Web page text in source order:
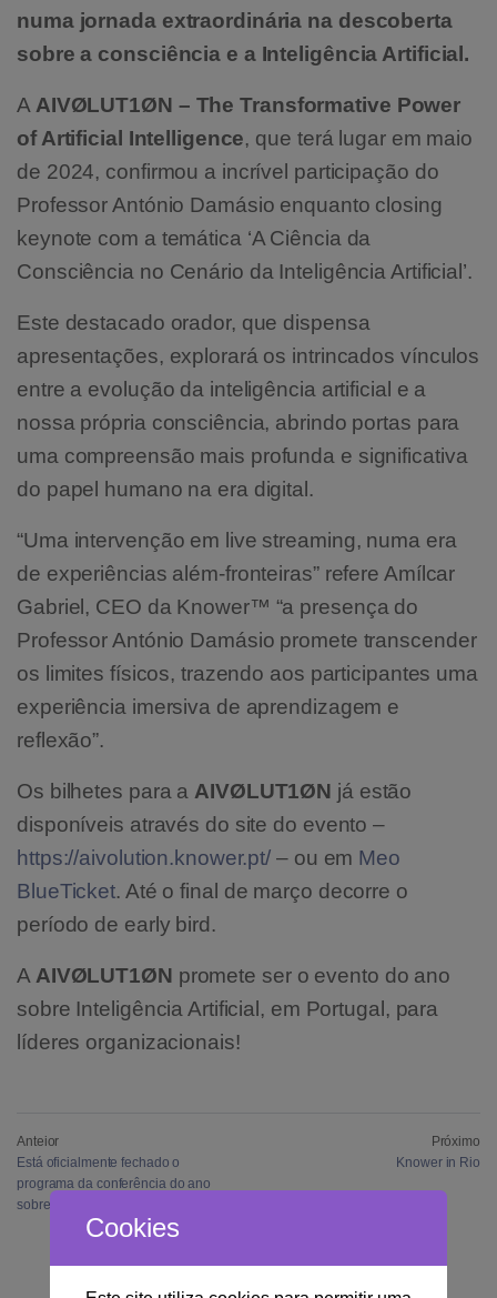
numa jornada extraordinária na descoberta
sobre a consciência e a Inteligência Artificial.
A AIVØLUT1ØN – The Transformative Power
of Artificial Intelligence, que terá lugar em maio
de 2024, confirmou a incrível participação do
Professor António Damásio enquanto closing
keynote com a temática ‘A Ciência da
Consciência no Cenário da Inteligência Artificial’.
Este destacado orador, que dispensa
apresentações, explorará os intrincados vínculos
entre a evolução da inteligência artificial e a
nossa própria consciência, abrindo portas para
uma compreensão mais profunda e significativa
do papel humano na era digital.
“Uma intervenção em live streaming, numa era
de experiências além-fronteiras” refere Amílcar
Gabriel, CEO da Knower™ “a presença do
Professor António Damásio promete transcender
os limites físicos, trazendo aos participantes uma
experiência imersiva de aprendizagem e
reflexão”.
Os bilhetes para a AIVØLUT1ØN já estão
disponíveis através do site do evento –
https://aivolution.knower.pt/ – ou em Meo
BlueTicket. Até o final de março decorre o
período de early bird.
A AIVØLUT1ØN promete ser o evento do ano
sobre Inteligência Artificial, em Portugal, para
líderes organizacionais!
Anteior
Está oficialmente fechado o
programa da conferência do ano
sobre IA
Próximo
Knower in Rio
Cookies